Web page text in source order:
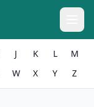
J K L
M
W X Y Z